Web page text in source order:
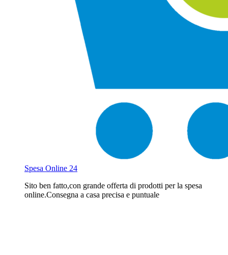
Spesa Online 24
Sito ben fatto,con grande offerta di prodotti per la spesa
online.Consegna a casa precisa e puntuale